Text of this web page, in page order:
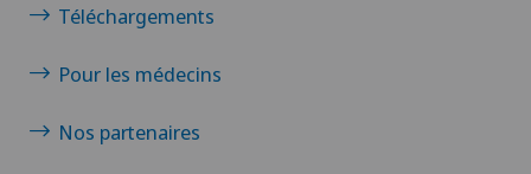
Téléchargements
Pour les médecins
Nos partenaires